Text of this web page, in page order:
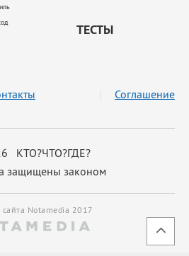
ТЕСТЫ
КТО?ЧТО?ГДЕ?
защищены законом
Соглашение
сайта Notamedia 2017